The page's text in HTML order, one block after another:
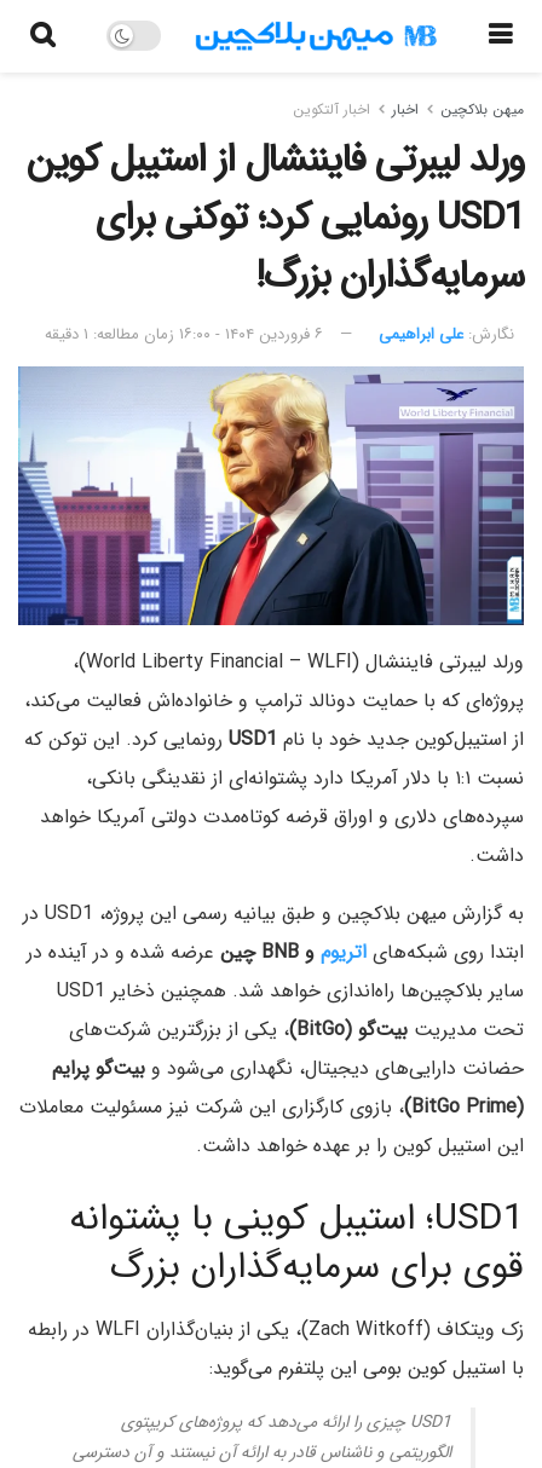
میهن بلاکچین اخبار اخبار آلتکوین
ورلد لیبرتی فایننشال از استیبل کوین
USD1 رونمایی کرد؛ توکنی برای
سرمایه‌گذاران بزرگ!
نگارش:‌ علی ابراهیمی ۶ فروردین ۱۴۰۴ - ۱۶:۰۰ زمان مطالعه: ۱ دقیقه
ورلد لیبرتی فایننشال (World Liberty Financial – WLFI)،
پروژه‌ای که با حمایت دونالد ترامپ و خانواده‌اش فعالیت می‌کند،
از استیبل‌کوین جدید خود با نام USD1 رونمایی کرد. این توکن که
نسبت ۱:۱ با دلار آمریکا دارد پشتوانه‌ای از نقدینگی بانکی،
سپرده‌های دلاری و اوراق قرضه کوتاه‌مدت دولتی آمریکا خواهد
داشت.
به گزارش میهن بلاکچین و طبق بیانیه رسمی این پروژه، USD1 در
ابتدا روی شبکه‌های اتریوم و BNB چین
عرضه شده و در آینده در
سایر بلاکچین‌ها راه‌اندازی خواهد شد. همچنین ذخایر USD1
تحت مدیریت بیت‌گو (BitGo)
، یکی از بزرگترین شرکت‌های
حضانت دارایی‌های دیجیتال، نگهداری می‌شود و بیت‌گو پرایم
(BitGo Prime)
، بازوی کارگزاری این شرکت نیز مسئولیت معاملات
این استیبل‌ کوین را بر عهده خواهد داشت.
USD1؛ استیبل ‌کوینی با پشتوانه
قوی برای سرمایه‌گذاران بزرگ
زک ویتکاف (Zach Witkoff)، یکی از بنیان‌گذاران WLFI در رابطه
با استیبل کوین بومی این پلتفرم می‌گوید:
USD1 چیزی را ارائه می‌دهد که پروژه‌های کریپتوی
الگوریتمی و ناشناس قادر به ارائه آن نیستند و آن دسترسی